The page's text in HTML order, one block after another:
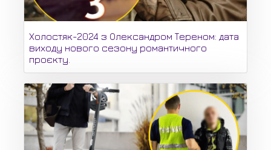
Холостяк-2024 з Олександром Тереном: дата
виходу нового сезону романтичного
проєкту.